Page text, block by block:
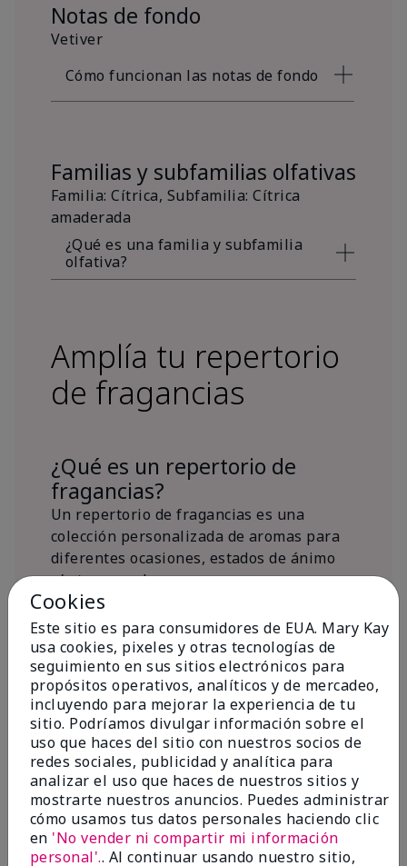
Notas de fondo
Vetiver
Cómo funcionan las notas de fondo
Familias y subfamilias olfativas
Familia: Cítrica, Subfamilia: Cítrica
amaderada
¿Qué es una familia y subfamilia
olfativa?
Amplía tu repertorio
de fragancias
¿Qué es un repertorio de
fragancias?
Un repertorio de fragancias es una
colección personalizada de aromas para
diferentes ocasiones, estados de ánimo
y/o temporadas.
¿Dónde encaja la fragancia Mary
Kay® True Optimism™ Eau de
Parfum?
Inspiración de la
fragancia
Sobre Mary Kay® True Optimism™
Cookies
Este sitio es para consumidores de EUA. Mary Kay
usa cookies, pixeles y otras tecnologías de
seguimiento en sus sitios electrónicos para
propósitos operativos, analíticos y de mercadeo,
incluyendo para mejorar la experiencia de tu
sitio. Podríamos divulgar información sobre el
uso que haces del sitio con nuestros socios de
redes sociales, publicidad y analítica para
analizar el uso que haces de nuestros sitios y
mostrarte nuestros anuncios. Puedes administrar
cómo usamos tus datos personales haciendo clic
en 'No vender ni compartir mi información
personal'.. Al continuar usando nuestro sitio,